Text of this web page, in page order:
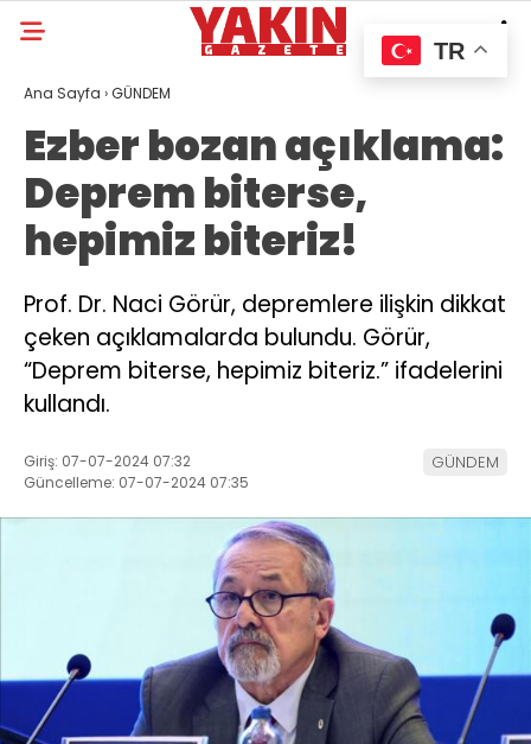
Ana Sayfa ›GÜNDEM
Ezber bozan açıklama:
Deprem biterse,
hepimiz biteriz!
Prof. Dr. Naci Görür, depremlere ilişkin dikkat
çeken açıklamalarda bulundu. Görür,
“Deprem biterse, hepimiz biteriz.” ifadelerini
kullandı.
Giriş: 07-07-2024 07:32
Güncelleme: 07-07-2024 07:35
GÜNDEM
TR